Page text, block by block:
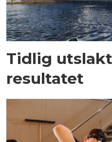
Tidlig
resultatet